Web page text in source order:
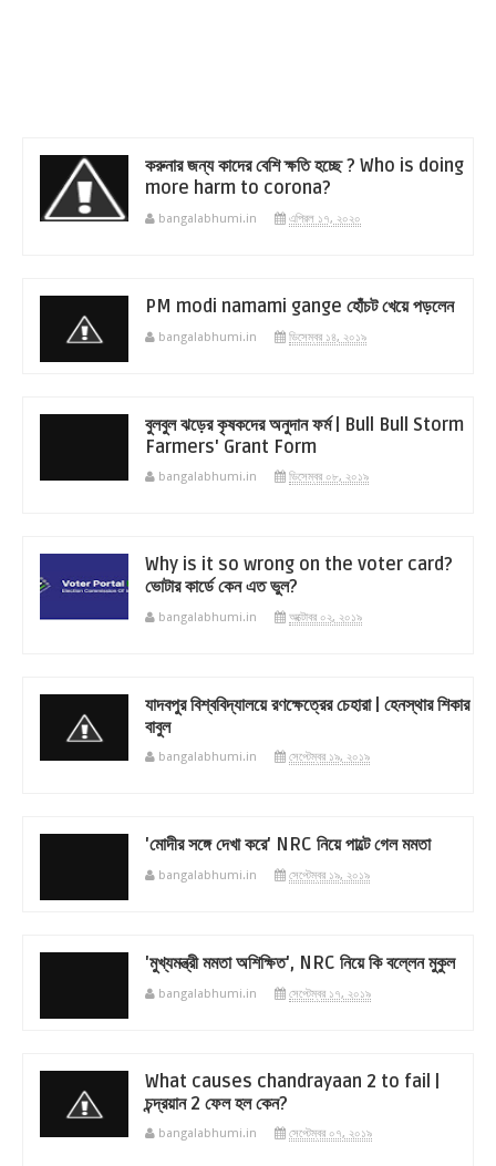
করুনার জন্য কাদের বেশি ক্ষতি হচ্ছে ? Who is doing
more harm to corona?
bangalabhumi.in এপ্রিল ১৭, ২০২০
PM modi namami gange হোঁচট খেয়ে পড়লেন
bangalabhumi.in ডিসেম্বর ১৪, ২০১৯
বুলবুল ঝড়ের কৃষকদের অনুদান ফর্ম | Bull Bull Storm
Farmers' Grant Form
bangalabhumi.in ডিসেম্বর ০৮, ২০১৯
Why is it so wrong on the voter card?
ভোটার কার্ডে কেন এত ভুল?
bangalabhumi.in অক্টোবর ০২, ২০১৯
যাদবপুর বিশ্ববিদ্যালয়ে রণক্ষেত্রের চেহারা | হেনস্থার শিকার
বাবুল
bangalabhumi.in সেপ্টেম্বর ১৯, ২০১৯
'মোদীর সঙ্গে দেখা করে' NRC নিয়ে পাল্টে গেল মমতা
bangalabhumi.in সেপ্টেম্বর ১৯, ২০১৯
'মুখ্যমন্ত্রী মমতা অশিক্ষিত', NRC নিয়ে কি বল্লেন মুকুল
bangalabhumi.in সেপ্টেম্বর ১৭, ২০১৯
What causes chandrayaan 2 to fail |
চন্দ্রয়ান 2 ফেল হল কেন?
bangalabhumi.in সেপ্টেম্বর ০৭, ২০১৯